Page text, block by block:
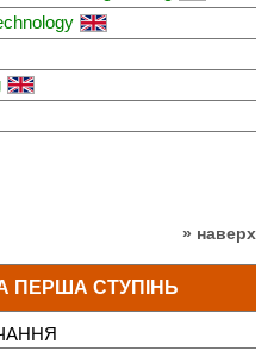
» наверх
ПЕРША СТУПІНЬ